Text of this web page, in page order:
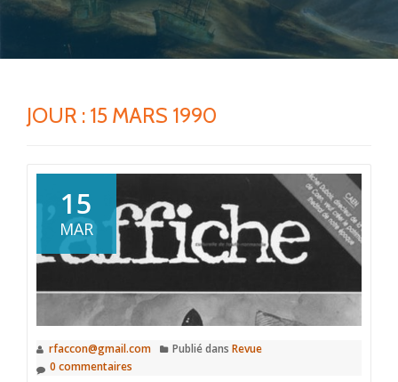
JOUR : 15 MARS 1990
15
MAR
rfaccon@gmail.com Publié dans Revue
0 commentaires